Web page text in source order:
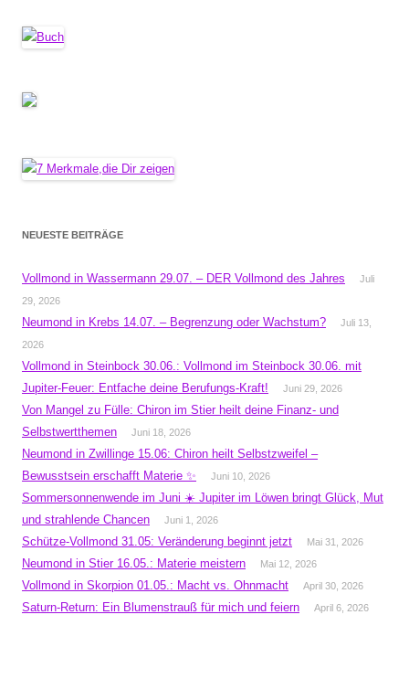
NEUESTE BEITRÄGE
Vollmond in Wassermann 29.07. – DER Vollmond des Jahres
Juli
29, 2026
Neumond in Krebs 14.07. – Begrenzung oder Wachstum?
Juli 13,
2026
Vollmond in Steinbock 30.06.: Vollmond im Steinbock 30.06. mit
Jupiter-Feuer: Entfache deine Berufungs-Kraft!
Juni 29, 2026
Von Mangel zu Fülle: Chiron im Stier heilt deine Finanz- und
Selbstwertthemen
Juni 18, 2026
Neumond in Zwillinge 15.06: Chiron heilt Selbstzweifel –
Bewusstsein erschafft Materie ✨
Juni 10, 2026
Sommersonnenwende im Juni ☀️ Jupiter im Löwen bringt Glück, Mut
und strahlende Chancen
Juni 1, 2026
Schütze-Vollmond 31.05: Veränderung beginnt jetzt Mai 31, 2026
Neumond in Stier 16.05.: Materie meistern Mai 12, 2026
Vollmond in Skorpion 01.05.: Macht vs. Ohnmacht April 30, 2026
Saturn-Return: Ein Blumenstrauß für mich und feiern April 6, 2026